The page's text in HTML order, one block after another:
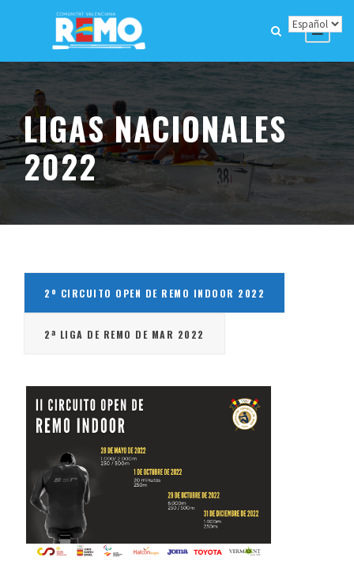
LIGAS NACIONALES
2022
2º CIRCUITO OPEN DE REMO INDOOR 2022
2ª LIGA DE REMO DE MAR 2022